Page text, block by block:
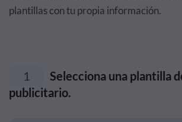
plantillas con tu propia información.
1
Selecciona una plantilla
publicitario.